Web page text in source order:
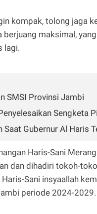
kompak, tolong jaga
berjuang maksimal,
lagi.
SMSI Provinsi Jambi
Sengketa
Saat Gubernur Al Haris
Haris-Sani
dan dihadiri tokoh-
Sani insyaallah
periode 2024-2029.